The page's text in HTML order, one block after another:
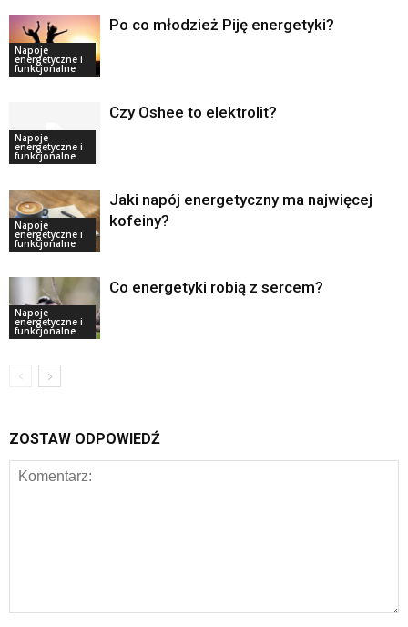
Napoje
energetyczne i
funkcjonalne
Po co młodzież Piję energetyki?
Napoje
energetyczne i
funkcjonalne
Czy Oshee to elektrolit?
Napoje
energetyczne i
funkcjonalne
Jaki napój energetyczny ma najwięcej
kofeiny?
Napoje
energetyczne i
funkcjonalne
Co energetyki robią z sercem?
ZOSTAW ODPOWIEDŹ